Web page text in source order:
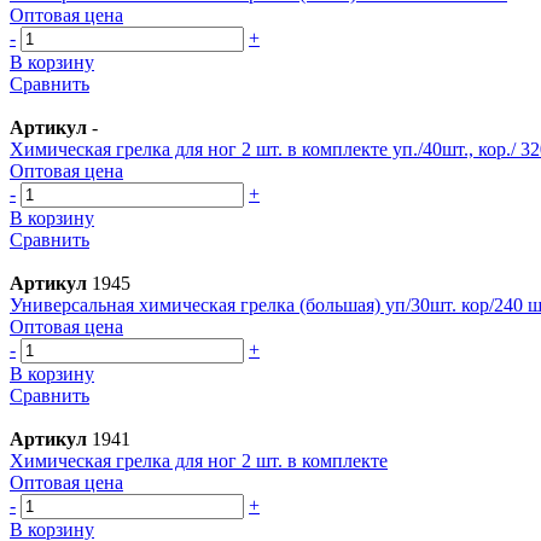
Оптовая цена
-
+
В корзину
Сравнить
Артикул -
Химическая грелка для ног 2 шт. в комплекте уп./40шт., кор./
Оптовая цена
-
+
В корзину
Сравнить
Артикул 1945
Универсальная химическая грелка (большая) уп/30шт. кор/240
Оптовая цена
-
+
В корзину
Сравнить
Артикул 1941
Химическая грелка для ног 2 шт. в комплекте
Оптовая цена
-
+
В корзину